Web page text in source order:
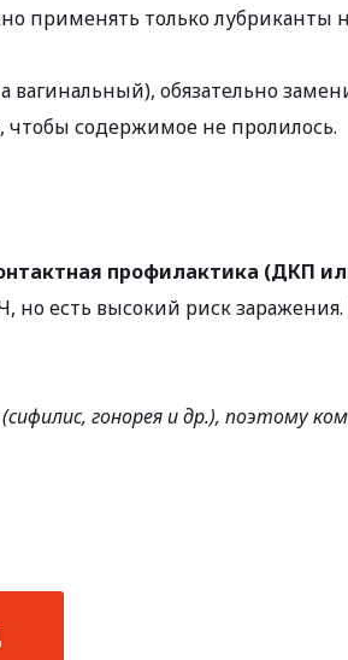
применять только лубриканты
вагинальный), обязательно
чтобы содержимое не пролилось.
профилактика (ДКП
есть высокий риск
гонорея и др.), поэтому